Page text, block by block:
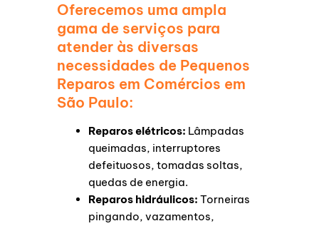
Oferecemos uma ampla
gama de serviços para
atender às diversas
necessidades de Pequenos
Reparos em Comércios em
São Paulo:
Reparos elétricos: Lâmpadas
queimadas, interruptores
defeituosos, tomadas soltas,
quedas de energia.
Reparos hidráulicos: Torneiras
pingando, vazamentos,